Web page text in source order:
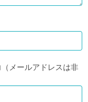
メールアドレスは非